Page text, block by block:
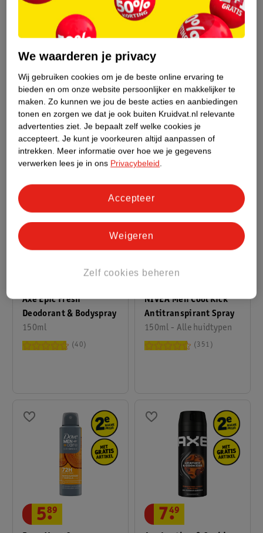
Rexona Men Maximum
Protection Intense
Sport Antitranspirant
Stick
45ml
9.
99
NIVEA Men Dry Impact
Antitranspirant Roller
50ml - Alle huidtypen
5.
79
Axe Epic Fresh
Deodorant & Bodyspray
150ml
40
NIVEA Men Cool Kick
Antitranspirant Spray
150ml - Alle huidtypen
5.
79
351
5.
89 7.
49
We waarderen je privacy
Wij gebruiken cookies om je de beste online ervaring te
bieden en om onze website persoonlijker en makkelijker te
maken. Zo kunnen we jou de beste acties en aanbiedingen
tonen en zorgen we dat je ook buiten Kruidvat.nl relevante
advertenties ziet. Je bepaalt zelf welke cookies je
accepteert. Je kunt je voorkeuren altijd aanpassen of
intrekken. Meer informatie over hoe we je gegevens
verwerken lees je in ons Privacybeleid.
Zelf cookies beheren
Weigeren
Accepteer